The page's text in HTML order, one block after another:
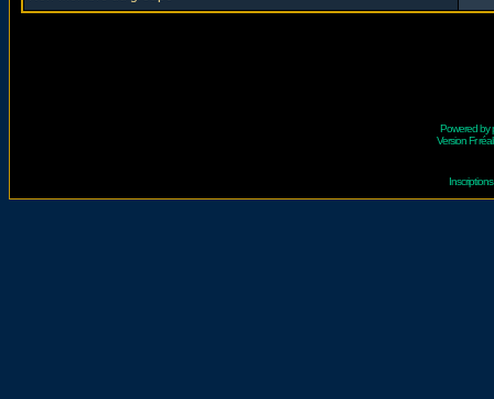
Powered by
Version Fr